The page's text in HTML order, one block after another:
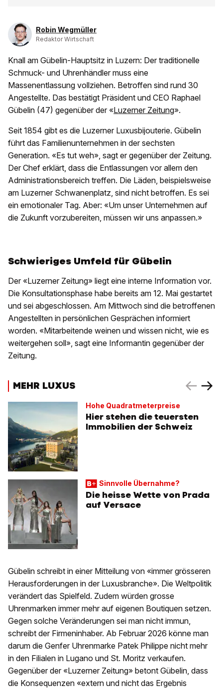
Robin Wegmüller
Redaktor Wirtschaft
Knall am Gübelin-Hauptsitz in Luzern: Der traditionelle
Schmuck- und Uhrenhändler muss eine
Massenentlassung vollziehen. Betroffen sind rund 30
Angestellte. Das bestätigt Präsident und CEO Raphael
Gübelin (47) gegenüber der «Luzerner Zeitung».
Seit 1854 gibt es die Luzerner Luxusbijouterie. Gübelin
führt das Familienunternehmen in der sechsten
Generation. «Es tut weh», sagt er gegenüber der Zeitung.
Der Chef erklärt, dass die Entlassungen vor allem den
Administrationsbereich treffen. Die Läden, beispielsweise
am Luzerner Schwanenplatz, sind nicht betroffen. Es sei
ein emotionaler Tag. Aber: «Um unser Unternehmen auf
die Zukunft vorzubereiten, müssen wir uns anpassen.»
Schwieriges Umfeld für Gübelin
Der «Luzerner Zeitung» liegt eine interne Information vor.
Die Konsultationsphase habe bereits am 12. Mai gestartet
und sei abgeschlossen. Am Mittwoch sind die betroffenen
Angestellten in persönlichen Gesprächen informiert
worden. «Mitarbeitende weinen und wissen nicht, wie es
weitergehen soll», sagt eine Informantin gegenüber der
Zeitung.
MEHR LUXUS
Hohe Quadratmeterpreise
Hier stehen die teuersten
Immobilien der Schweiz
Sinnvolle Übernahme?
Die heisse Wette von Prada
auf Versace
Gübelin schreibt in einer Mitteilung von «immer grösseren
Herausforderungen in der Luxusbranche». Die Weltpolitik
verändert das Spielfeld. Zudem würden grosse
Uhrenmarken immer mehr auf eigenen Boutiquen setzen.
Gegen solche Veränderungen sei man nicht immun,
schreibt der Firmeninhaber. Ab Februar 2026 könne man
darum die Genfer Uhrenmarke Patek Philippe nicht mehr
in den Filialen in Lugano und St. Moritz verkaufen.
Gegenüber der «Luzerner Zeitung» betont Gübelin, dass
die Konsequenzen «extern und nicht das Ergebnis